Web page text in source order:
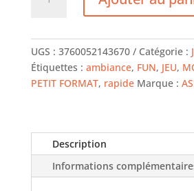
dit
UGS : 3760052143670 Catégorie :
Étiquettes : ambiance, FUN, JEU,
PETIT FORMAT, rapide Marque :
Description
Informations